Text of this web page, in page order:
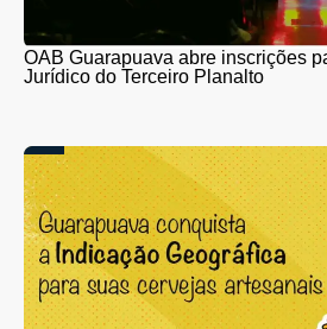
OAB Guarapuava abre inscrições
Jurídico do Terceiro Planalto